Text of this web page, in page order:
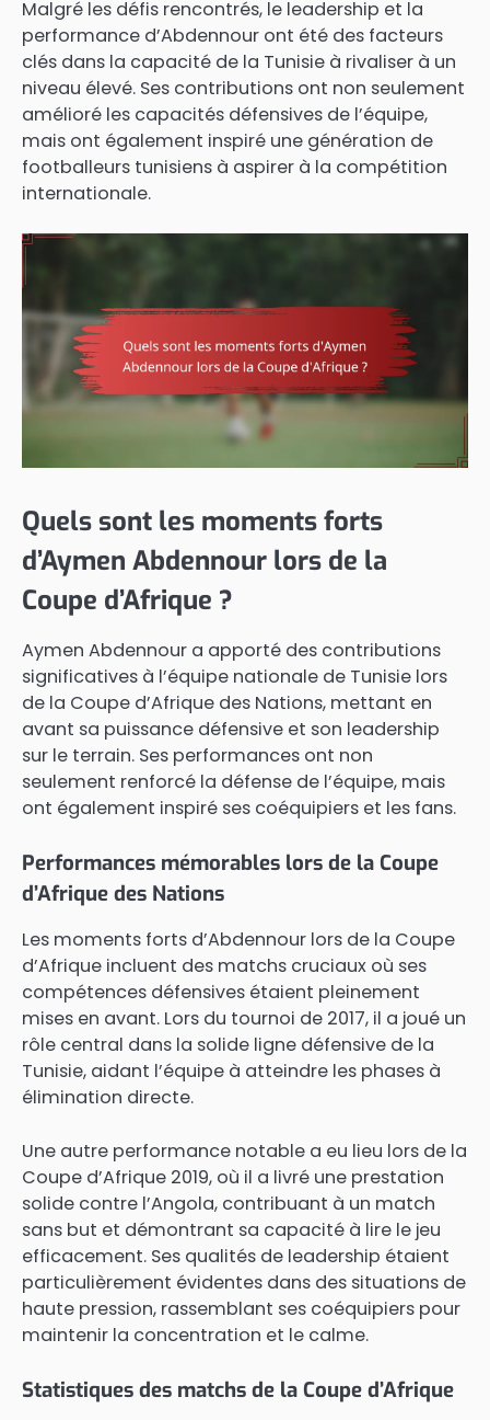
Malgré les défis rencontrés, le leadership et la
performance d’Abdennour ont été des facteurs
clés dans la capacité de la Tunisie à rivaliser à un
niveau élevé. Ses contributions ont non seulement
amélioré les capacités défensives de l’équipe,
mais ont également inspiré une génération de
footballeurs tunisiens à aspirer à la compétition
internationale.
Quels sont les moments forts
d’Aymen Abdennour lors de la
Coupe d’Afrique ?
Aymen Abdennour a apporté des contributions
significatives à l’équipe nationale de Tunisie lors
de la Coupe d’Afrique des Nations, mettant en
avant sa puissance défensive et son leadership
sur le terrain. Ses performances ont non
seulement renforcé la défense de l’équipe, mais
ont également inspiré ses coéquipiers et les fans.
Performances mémorables lors de la Coupe
d’Afrique des Nations
Les moments forts d’Abdennour lors de la Coupe
d’Afrique incluent des matchs cruciaux où ses
compétences défensives étaient pleinement
mises en avant. Lors du tournoi de 2017, il a joué un
rôle central dans la solide ligne défensive de la
Tunisie, aidant l’équipe à atteindre les phases à
élimination directe.
Une autre performance notable a eu lieu lors de la
Coupe d’Afrique 2019, où il a livré une prestation
solide contre l’Angola, contribuant à un match
sans but et démontrant sa capacité à lire le jeu
efficacement. Ses qualités de leadership étaient
particulièrement évidentes dans des situations de
haute pression, rassemblant ses coéquipiers pour
maintenir la concentration et le calme.
Statistiques des matchs de la Coupe d’Afrique